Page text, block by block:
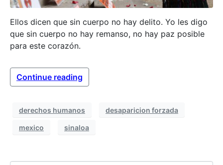
Ellos dicen que sin cuerpo no hay delito. Yo les digo
que sin cuerpo no hay remanso, no hay paz posible
para este corazón.
Continue reading
derechos humanos desaparicion forzada
mexico sinaloa